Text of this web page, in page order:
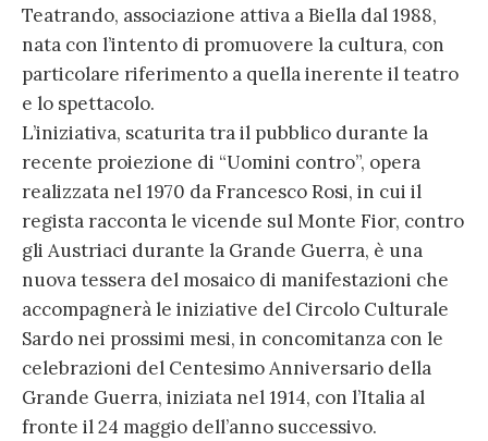
Teatrando, associazione attiva a Biella dal 1988,
nata con l’intento di promuovere la cultura, con
particolare riferimento a quella inerente il teatro
e lo spettacolo.
L’iniziativa, scaturita tra il pubblico durante la
recente proiezione di “Uomini contro”, opera
realizzata nel 1970 da Francesco Rosi, in cui il
regista racconta le vicende sul Monte Fior, contro
gli Austriaci durante la Grande Guerra, è una
nuova tessera del mosaico di manifestazioni che
accompagnerà le iniziative del Circolo Culturale
Sardo nei prossimi mesi, in concomitanza con le
celebrazioni del Centesimo Anniversario della
Grande Guerra, iniziata nel 1914, con l’Italia al
fronte il 24 maggio dell’anno successivo.